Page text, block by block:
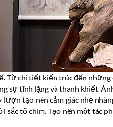
chi tiết kiến trúc đến những
sự tĩnh lặng và thanh khiết.
lượn tạo nên cảm giác nhẹ
sắc tố chìm. Tạo nên một tác